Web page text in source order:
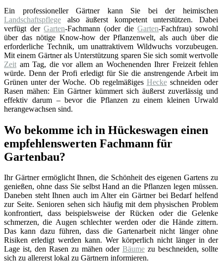
Ein professioneller Gärtner kann Sie bei der heimischen
Landschaftspflege also äußerst kompetent unterstützen. Dabei
verfügt derGarten-Fachmann (oder dieGarten-Fachfrau) sowohl
über das nötige Know-how der Pflanzenwelt, als auch über die
erforderliche Technik, um unattraktivem Wildwuchs vorzubeugen.
Mit einem Gärtner als Unterstützung sparen Sie sich somit wertvolle
Zeit am Tag, die vor allem an Wochenenden Ihrer Freizeit fehlen
würde. Denn der Profi erledigt für Sie die anstrengende Arbeit im
Grünen unter der Woche. Ob regelmäßiges Heckeschneiden oder
Rasen mähen: Ein Gärtner kümmert sich äußerst zuverlässig und
effektiv darum – bevor die Pflanzen zu einem kleinen Urwald
herangewachsen sind.
Wo bekomme ich in Hückeswagen einen
empfehlenswerten Fachmann für
Gartenbau?
Ihr Gärtner ermöglicht Ihnen, die Schönheit des eigenen Gartens zu
genießen, ohne dass Sie selbst Hand an die Pflanzen legen müssen.
Daneben steht Ihnen auch im Alter ein Gärtner bei Bedarf helfend
zur Seite. Senioren sehen sich häufig mit dem physischen Problem
konfrontiert, dass beispielsweise der Rücken oder die Gelenke
schmerzen, die Augen schlechter werden oder die Hände zittern.
Das kann dazu führen, dass die Gartenarbeit nicht länger ohne
Risiken erledigt werden kann. Wer körperlich nicht länger in der
Lage ist, den Rasen zu mähen oder Bäume zu beschneiden, sollte
sich zu allererst lokal zu Gärtnern informieren.